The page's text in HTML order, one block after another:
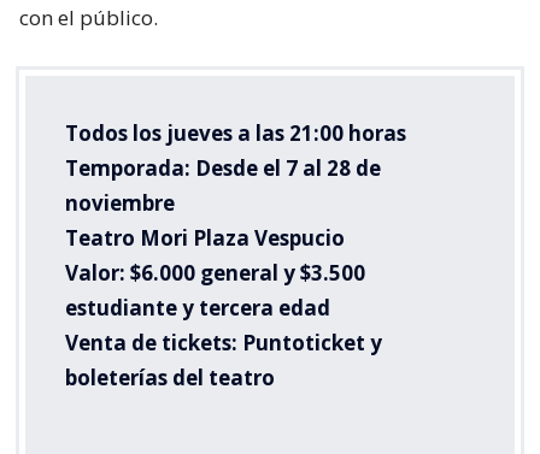
con el público.
Todos los jueves a las 21:00 horas
Temporada: Desde el 7 al 28 de
noviembre
Teatro Mori Plaza Vespucio
Valor: $6.000 general y $3.500
estudiante y tercera edad
Venta de tickets: Puntoticket y
boleterías del teatro